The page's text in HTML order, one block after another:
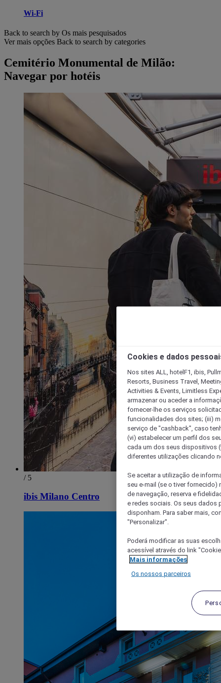
Wi-Fi
Back to search by Os mais pesquisados
Ver mais opções Back to search by categories
Cemitério Monumental de Milão:
Navegar por hotéis
/ 5
ibis Milano Centro
Cookies e dados
Nos sites ALL, hotelF1, ibis,
Resorts, Business Travel,
Activities & Events, Limitless
armazenar ou aceder a
fornecer-lhe os serviços
funcionalidades dos sites; (iii)
serviço de "cashback", caso
(vi) estabelecer um perfil dos
cada um dos seus dispositivos
diferentes utilizações clicando
Se aceitar a utilização de
seu e-mail (se o tiver
de navegação, reserva e
e redes sociais. Os seus dados
disponham. Para saber mais,
"Personalizar".
Poderá modificar as suas
acessível através do link
Mais informações
Os nossos parceiros